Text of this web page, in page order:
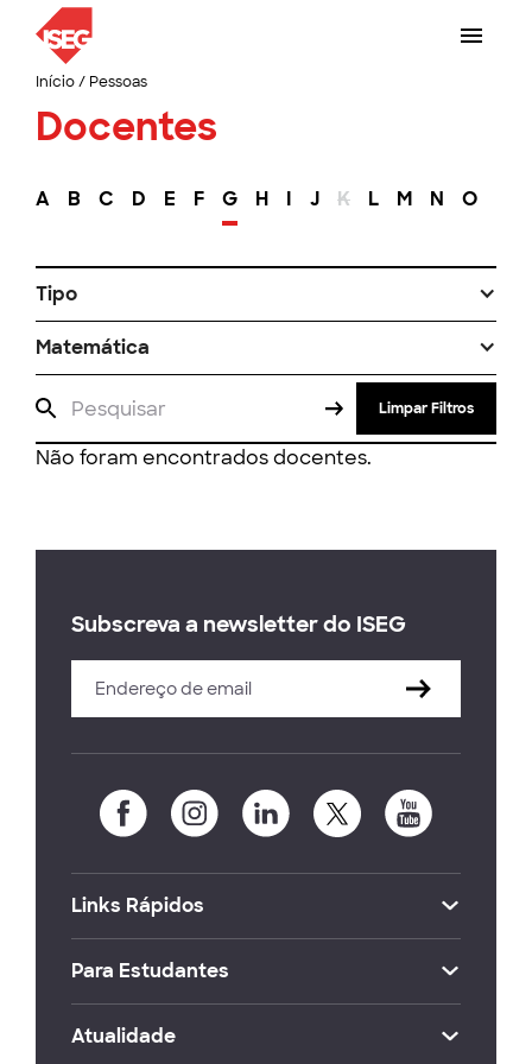
Início/ Pessoas
Docentes
A B C D E F G H I J K L M N O
Tipo
Matemática
Limpar Filtros
Não foram encontrados docentes.
Subscreva a newsletter do ISEG
Links Rápidos
Para Estudantes
Atualidade